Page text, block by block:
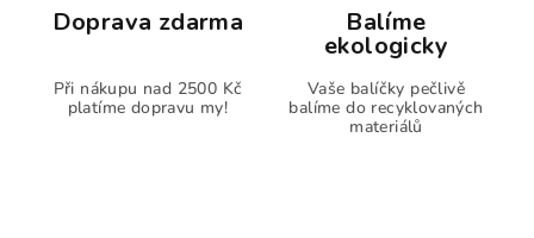
Doprava zdarma
Při nákupu nad 2500 Kč
platíme dopravu my!
Balíme
ekologicky
Vaše balíčky pečlivě
balíme do recyklovaných
materiálů